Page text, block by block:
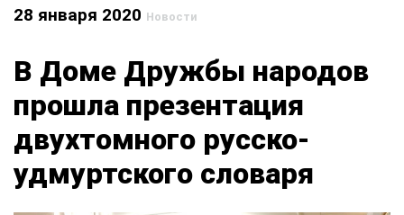
28 января 2020 Новости
В Доме Дружбы народов
прошла презентация
двухтомного русско-
удмуртского словаря